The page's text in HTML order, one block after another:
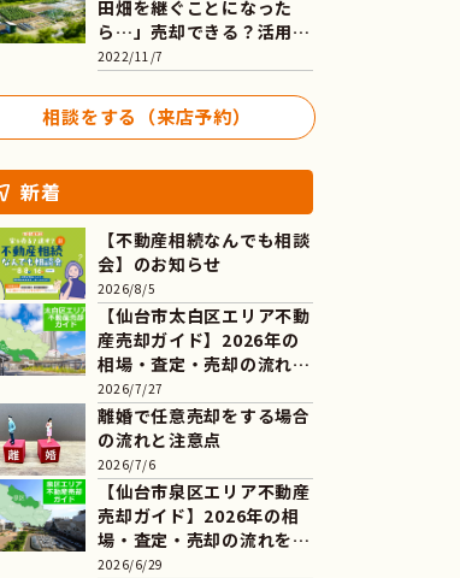
田畑を継ぐことになった
ら…」売却できる？活用
で...
2022/11/7
相談をする（来店予約）
新着
【不動産相続なんでも相談
会】のお知らせ
2026/8/5
【仙台市太白区エリア不動
産売却ガイド】2026年の
相場・査定・売却の流れを
解説
2026/7/27
離婚で任意売却をする場合
の流れと注意点
2026/7/6
【仙台市泉区エリア不動産
売却ガイド】2026年の相
場・査定・売却の流れを解
説
2026/6/29